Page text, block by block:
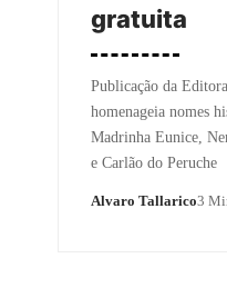
gratuita
Publicação da
homenageia nomes
Madrinha Eunice,
e Carlão do Peruche
Alvaro Tallarico3